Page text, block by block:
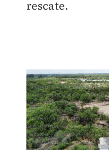
rescate.